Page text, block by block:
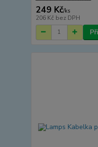
249 Kč/ks
206 Kč bez DPH